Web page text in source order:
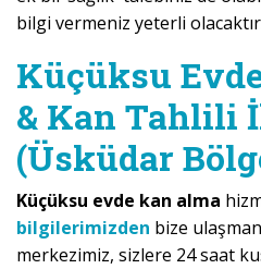
bilgi vermeniz yeterli
Küçüksu
& Kan Tahlili
(Üsküdar
Küçüksu evde kan alma
bilgilerimizden bize
merkezimiz, sizlere 24 saat